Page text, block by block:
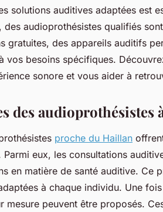
à le haillan
solutions auditives adaptées est
des audioprothésistes qualifiés
gratuites, des appareils auditifs
vos besoins spécifiques.
sonore et vous aider à
des audioprothésistes
proche du Haillan
Parmi eux, les consultations
en matière de santé auditive. Ce
à chaque individu. Une
mesure peuvent être proposés.